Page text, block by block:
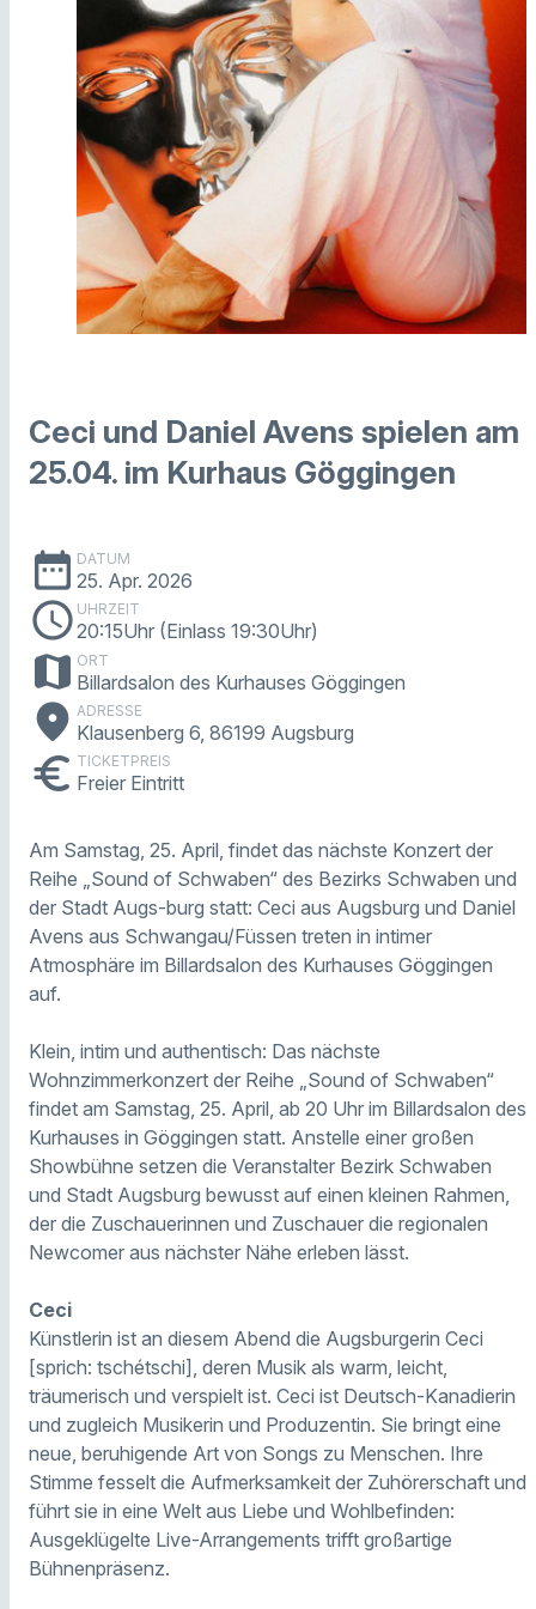
Ceci und Daniel Avens spielen am
25.04. im Kurhaus Göggingen
date_range DATUM
25. Apr. 2026
schedule UHRZEIT
20:15Uhr (Einlass 19:30Uhr)
map ORT
Billardsalon des Kurhauses Göggingen
place ADRESSE
Klausenberg 6, 86199 Augsburg
euro TICKETPREIS
Freier Eintritt
Am Samstag, 25. April, findet das nächste Konzert der
Reihe „Sound of Schwaben“ des Bezirks Schwaben und
der Stadt Augs-burg statt: Ceci aus Augsburg und Daniel
Avens aus Schwangau/Füssen treten in intimer
Atmosphäre im Billardsalon des Kurhauses Göggingen
auf.
Klein, intim und authentisch: Das nächste
Wohnzimmerkonzert der Reihe „Sound of Schwaben“
findet am Samstag, 25. April, ab 20 Uhr im Billardsalon des
Kurhauses in Göggingen statt. Anstelle einer großen
Showbühne setzen die Veranstalter Bezirk Schwaben
und Stadt Augsburg bewusst auf einen kleinen Rahmen,
der die Zuschauerinnen und Zuschauer die regionalen
Newcomer aus nächster Nähe erleben lässt.
Ceci
Künstlerin ist an diesem Abend die Augsburgerin Ceci
[sprich: tschétschi], deren Musik als warm, leicht,
träumerisch und verspielt ist. Ceci ist Deutsch-Kanadierin
und zugleich Musikerin und Produzentin. Sie bringt eine
neue, beruhigende Art von Songs zu Menschen. Ihre
Stimme fesselt die Aufmerksamkeit der Zuhörerschaft und
führt sie in eine Welt aus Liebe und Wohlbefinden:
Ausgeklügelte Live-Arrangements trifft großartige
Bühnenpräsenz.